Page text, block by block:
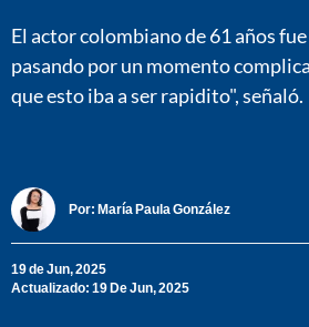
El actor colombiano de 61 años
pasando por un momento
que esto iba a ser rapidito", señaló.
Por: María Paula González
19 de Jun, 2025
Actualizado: 19 De Jun, 2025